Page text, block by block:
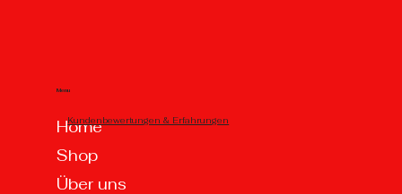
Menu
Home
Shop
Über uns
Kundenbewertungen & Erfahrungen